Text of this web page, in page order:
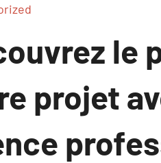
le
projet